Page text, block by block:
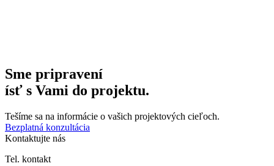
Sme pripravení
ísť s Vami do projektu.
Tešíme sa na informácie o vašich projektových cieľoch.
Bezplatná konzultácia
Kontaktujte nás
Tel. kontakt